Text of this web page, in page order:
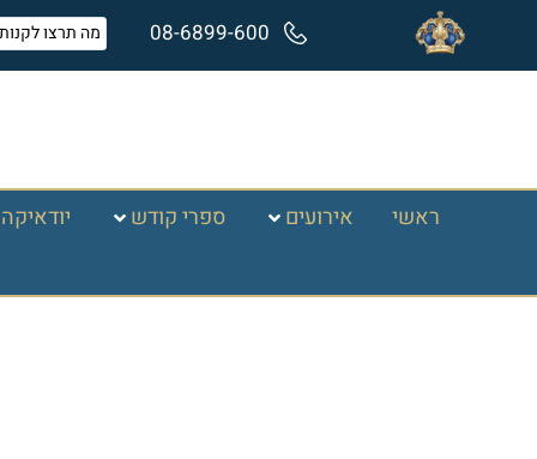
08-6899-600
ראשי אירועים ספרי קודש